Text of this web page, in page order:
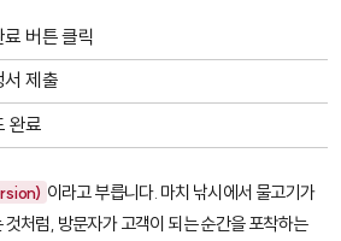
버튼 클릭
서 제출
완료
이라고 부릅니다. 마치 낚시에서 물고기가
처럼, 방문자가 고객이 되는 순간을 포착하는